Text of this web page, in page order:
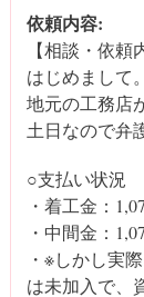
依頼内容:
【相談・依頼
はじめまして
地元の工務店
土日なので弁
○支払い状況
・着工金：
・中間金：
・※しかし実
は未加入で、